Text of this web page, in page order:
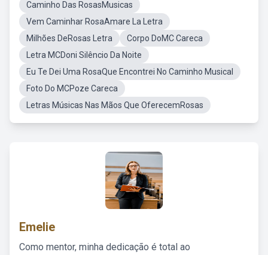
Caminho Das RosasMusicas
Vem Caminhar RosaAmare La Letra
Milhões DeRosas Letra
Corpo DoMC Careca
Letra MCDoni Silêncio Da Noite
Eu Te Dei Uma RosaQue Encontrei No Caminho Musical
Foto Do MCPoze Careca
Letras Músicas Nas Mãos Que OferecemRosas
Emelie
Como mentor, minha dedicação é total ao